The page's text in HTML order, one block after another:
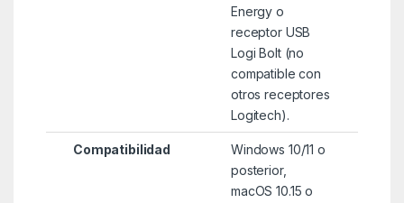
Energy o
receptor USB
Logi Bolt (no
compatible con
otros receptores
Logitech).
Compatibilidad
Windows 10/11 o
posterior,
macOS 10.15 o